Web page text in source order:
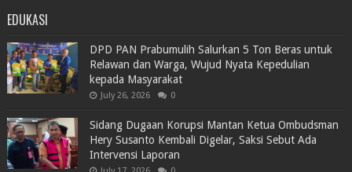
EDUKASI
DPD PAN Prabumulih Salurkan 5 Ton Beras untuk
Relawan dan Warga, Wujud Nyata Kepedulian
kepada Masyarakat
July 26, 2026 0
Sidang Dugaan Korupsi Mantan Ketua Ombudsman
Hery Susanto Kembali Digelar, Saksi Sebut Ada
Intervensi Laporan